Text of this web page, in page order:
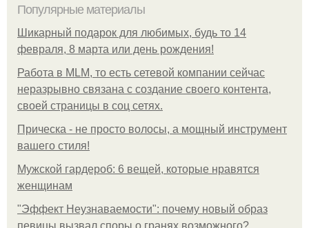
Популярные материалы
Шикарный подарок для любимых, будь то 14
февраля, 8 марта или день рождения!
Работа в MLM, то есть сетевой компании сейчас
неразрывно связана с создание своего контента,
своей страницы в соц сетях.
Прическа - не просто волосы, а мощный инструмент
вашего стиля!
Мужской гардероб: 6 вещей, которые нравятся
женщинам
"Эффект Неузнаваемости": почему новый образ
певицы вызвал споры о гранях возможного?